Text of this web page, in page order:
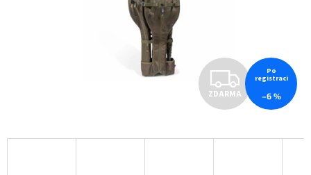
Z
D
A
ZDARMA
Po
registraci
–6 %